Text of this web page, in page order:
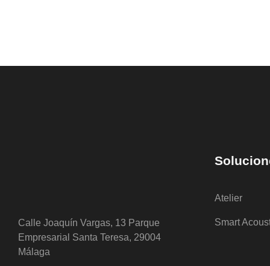
Calle Joaquín Vargas, 13 Parque
Empresarial Santa Teresa, 29004
Málaga
Atelier
Smart